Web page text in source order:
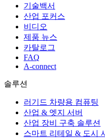
기술백서
산업 포커스
비디오
제품 뉴스
카탈로그
FAQ
A-connect
솔루션
러기드 차량용 컴퓨팅
산업 & 엣지 서버
산업 장비 구축 솔루션
스마트 리테일 & 도시